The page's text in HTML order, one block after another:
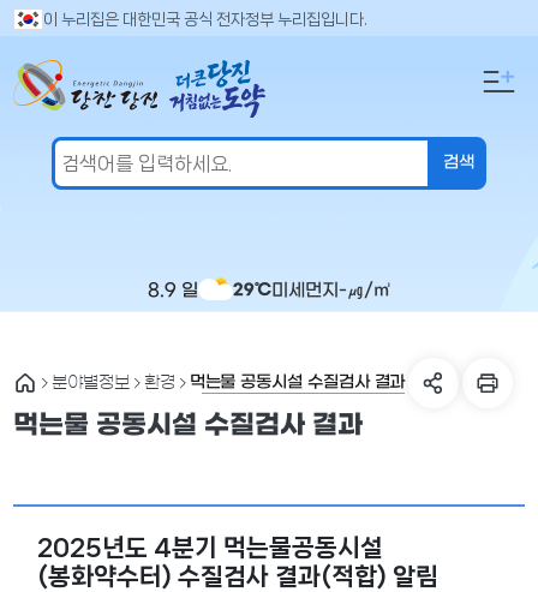
이 누리집은 대한민국 공식 전자정부 누리집입니다.
8.9 일 29℃미세먼지 -㎍/㎥
검
어
입
분야별정보 환경 먹는물 공동시설 수질검사 결과
먹는물 공동시설 수질검사 결과
2025년도 4분기 먹는물공동시설
(봉화약수터) 수질검사 결과(적합) 알림
만
도
의
세